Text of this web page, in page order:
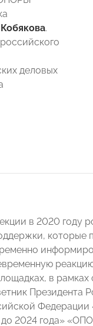
.
деловых
в 2020 году
которые
в
Президента
Федерации
2024 года»